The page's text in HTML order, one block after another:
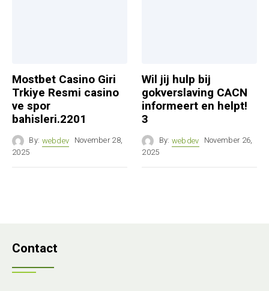
Mostbet Casino Giri
Trkiye Resmi casino
ve spor
bahisleri.2201
By: webdev November 28,
2025
Wil jij hulp bij
gokverslaving CACN
informeert en helpt!
3
By: webdev November 26,
2025
Contact